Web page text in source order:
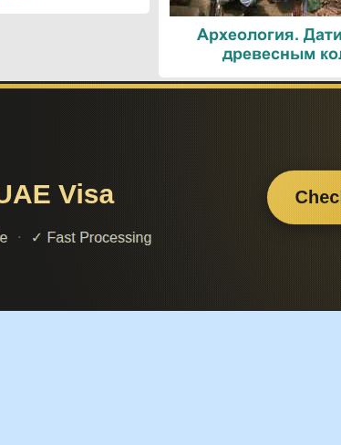
Археология.
древесным